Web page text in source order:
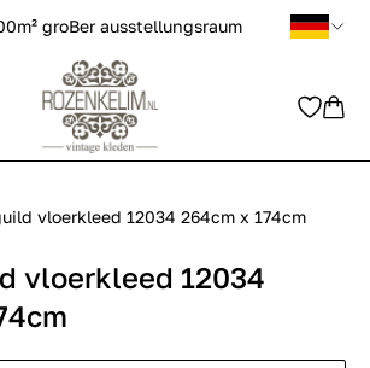
groBer ausstellungsraum
vloerkleed 12034 264cm x 174cm
vloerkleed 12034